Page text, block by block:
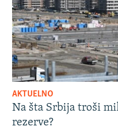
AKTUELNO
Na šta Srbija troši
rezerve?